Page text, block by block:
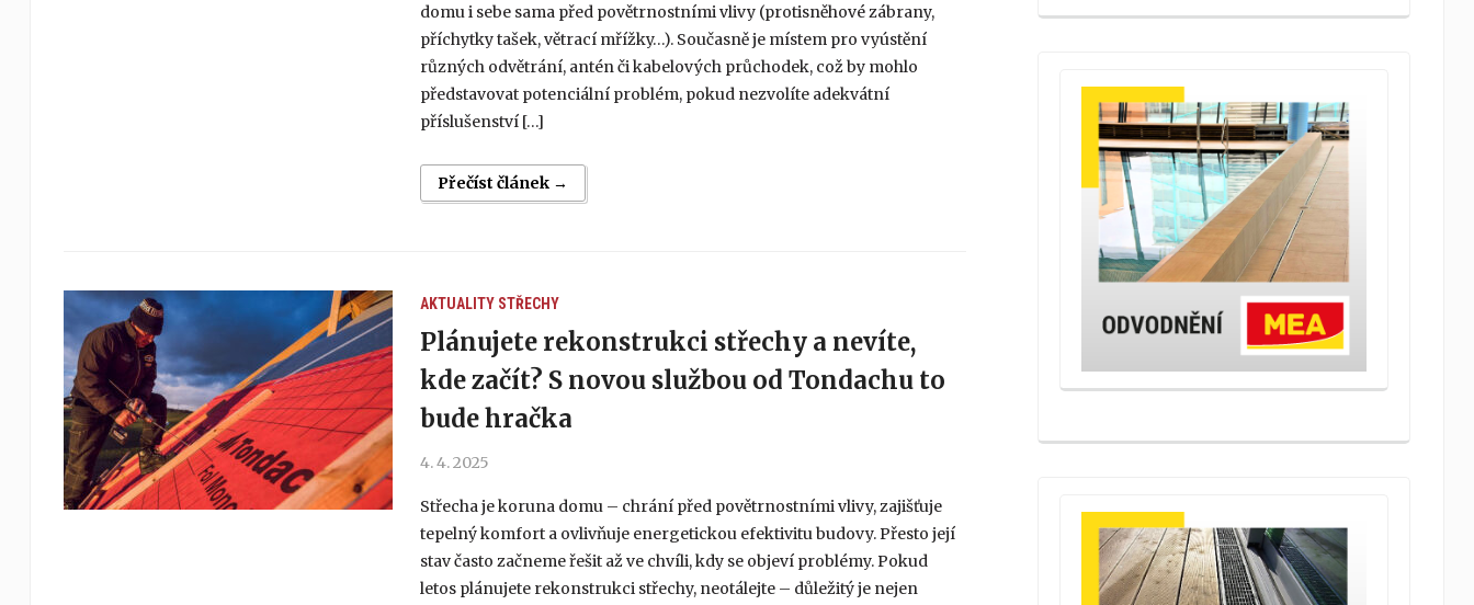
domu i sebe sama před povětrnostními vlivy (protisněhové zábrany,
příchytky tašek, větrací mřížky…). Současně je místem pro vyústění
různých odvětrání, antén či kabelových průchodek, což by mohlo
představovat potenciální problém, pokud nezvolíte adekvátní
příslušenství […]
Přečíst článek →
AKTUALITY STŘECHY
Plánujete rekonstrukci střechy a nevíte,
kde začít? S novou službou od Tondachu to
bude hračka
4. 4. 2025
Střecha je koruna domu – chrání před povětrnostními vlivy, zajišťuje
tepelný komfort a ovlivňuje energetickou efektivitu budovy. Přesto její
stav často začneme řešit až ve chvíli, kdy se objeví problémy. Pokud
letos plánujete rekonstrukci střechy, neotálejte – důležitý je nejen